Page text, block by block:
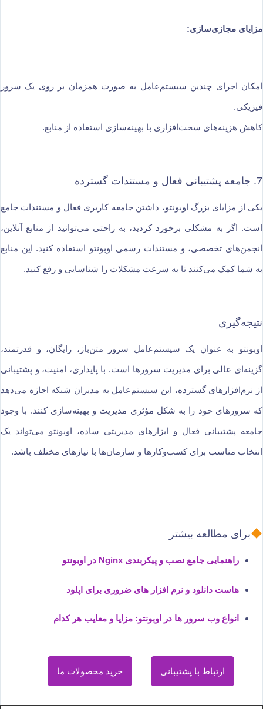
مزایای مجازی‌سازی:
امکان اجرای چندین سیستم‌عامل به صورت همزمان بر روی یک سرور
فیزیکی.
کاهش هزینه‌های سخت‌افزاری با بهینه‌سازی استفاده از منابع.
7. جامعه پشتیبانی فعال و مستندات گسترده
یکی از مزایای بزرگ اوبونتو، داشتن جامعه کاربری فعال و مستندات جامع
است. اگر به مشکلی برخورد کردید، به راحتی می‌توانید از منابع آنلاین،
انجمن‌های تخصصی، و مستندات رسمی اوبونتو استفاده کنید. این منابع
به شما کمک می‌کنند تا به سرعت مشکلات را شناسایی و رفع کنید.
نتیجه‌گیری
اوبونتو به عنوان یک سیستم‌عامل سرور متن‌باز، رایگان، و قدرتمند،
گزینه‌ای عالی برای مدیریت سرورها است. با پایداری، امنیت، و پشتیبانی
از نرم‌افزارهای گسترده، این سیستم‌عامل به مدیران شبکه اجازه می‌دهد
که سرورهای خود را به شکل مؤثری مدیریت و بهینه‌سازی کنند. با وجود
جامعه پشتیبانی فعال و ابزارهای مدیریتی ساده، اوبونتو می‌تواند یک
انتخاب مناسب برای کسب‌وکارها و سازمان‌ها با نیازهای مختلف باشد.
برای مطالعه بیشتر
راهنمایی جامع نصب و پیکربندی Nginx در اوبونتو
هاست دانلود و نرم افزار های ضروری برای اپلود
انواع وب سرور ها در اوبونتو: مزایا و معایب هر کدام
ارتباط با پشتیبانی خرید محصولات ما